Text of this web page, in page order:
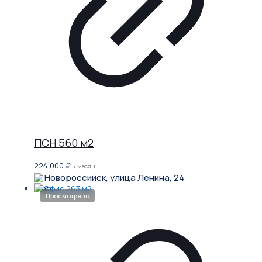
ПСН 560 м2
224 000 ₽ / месяц
Новороссийск, улица Ленина, 24